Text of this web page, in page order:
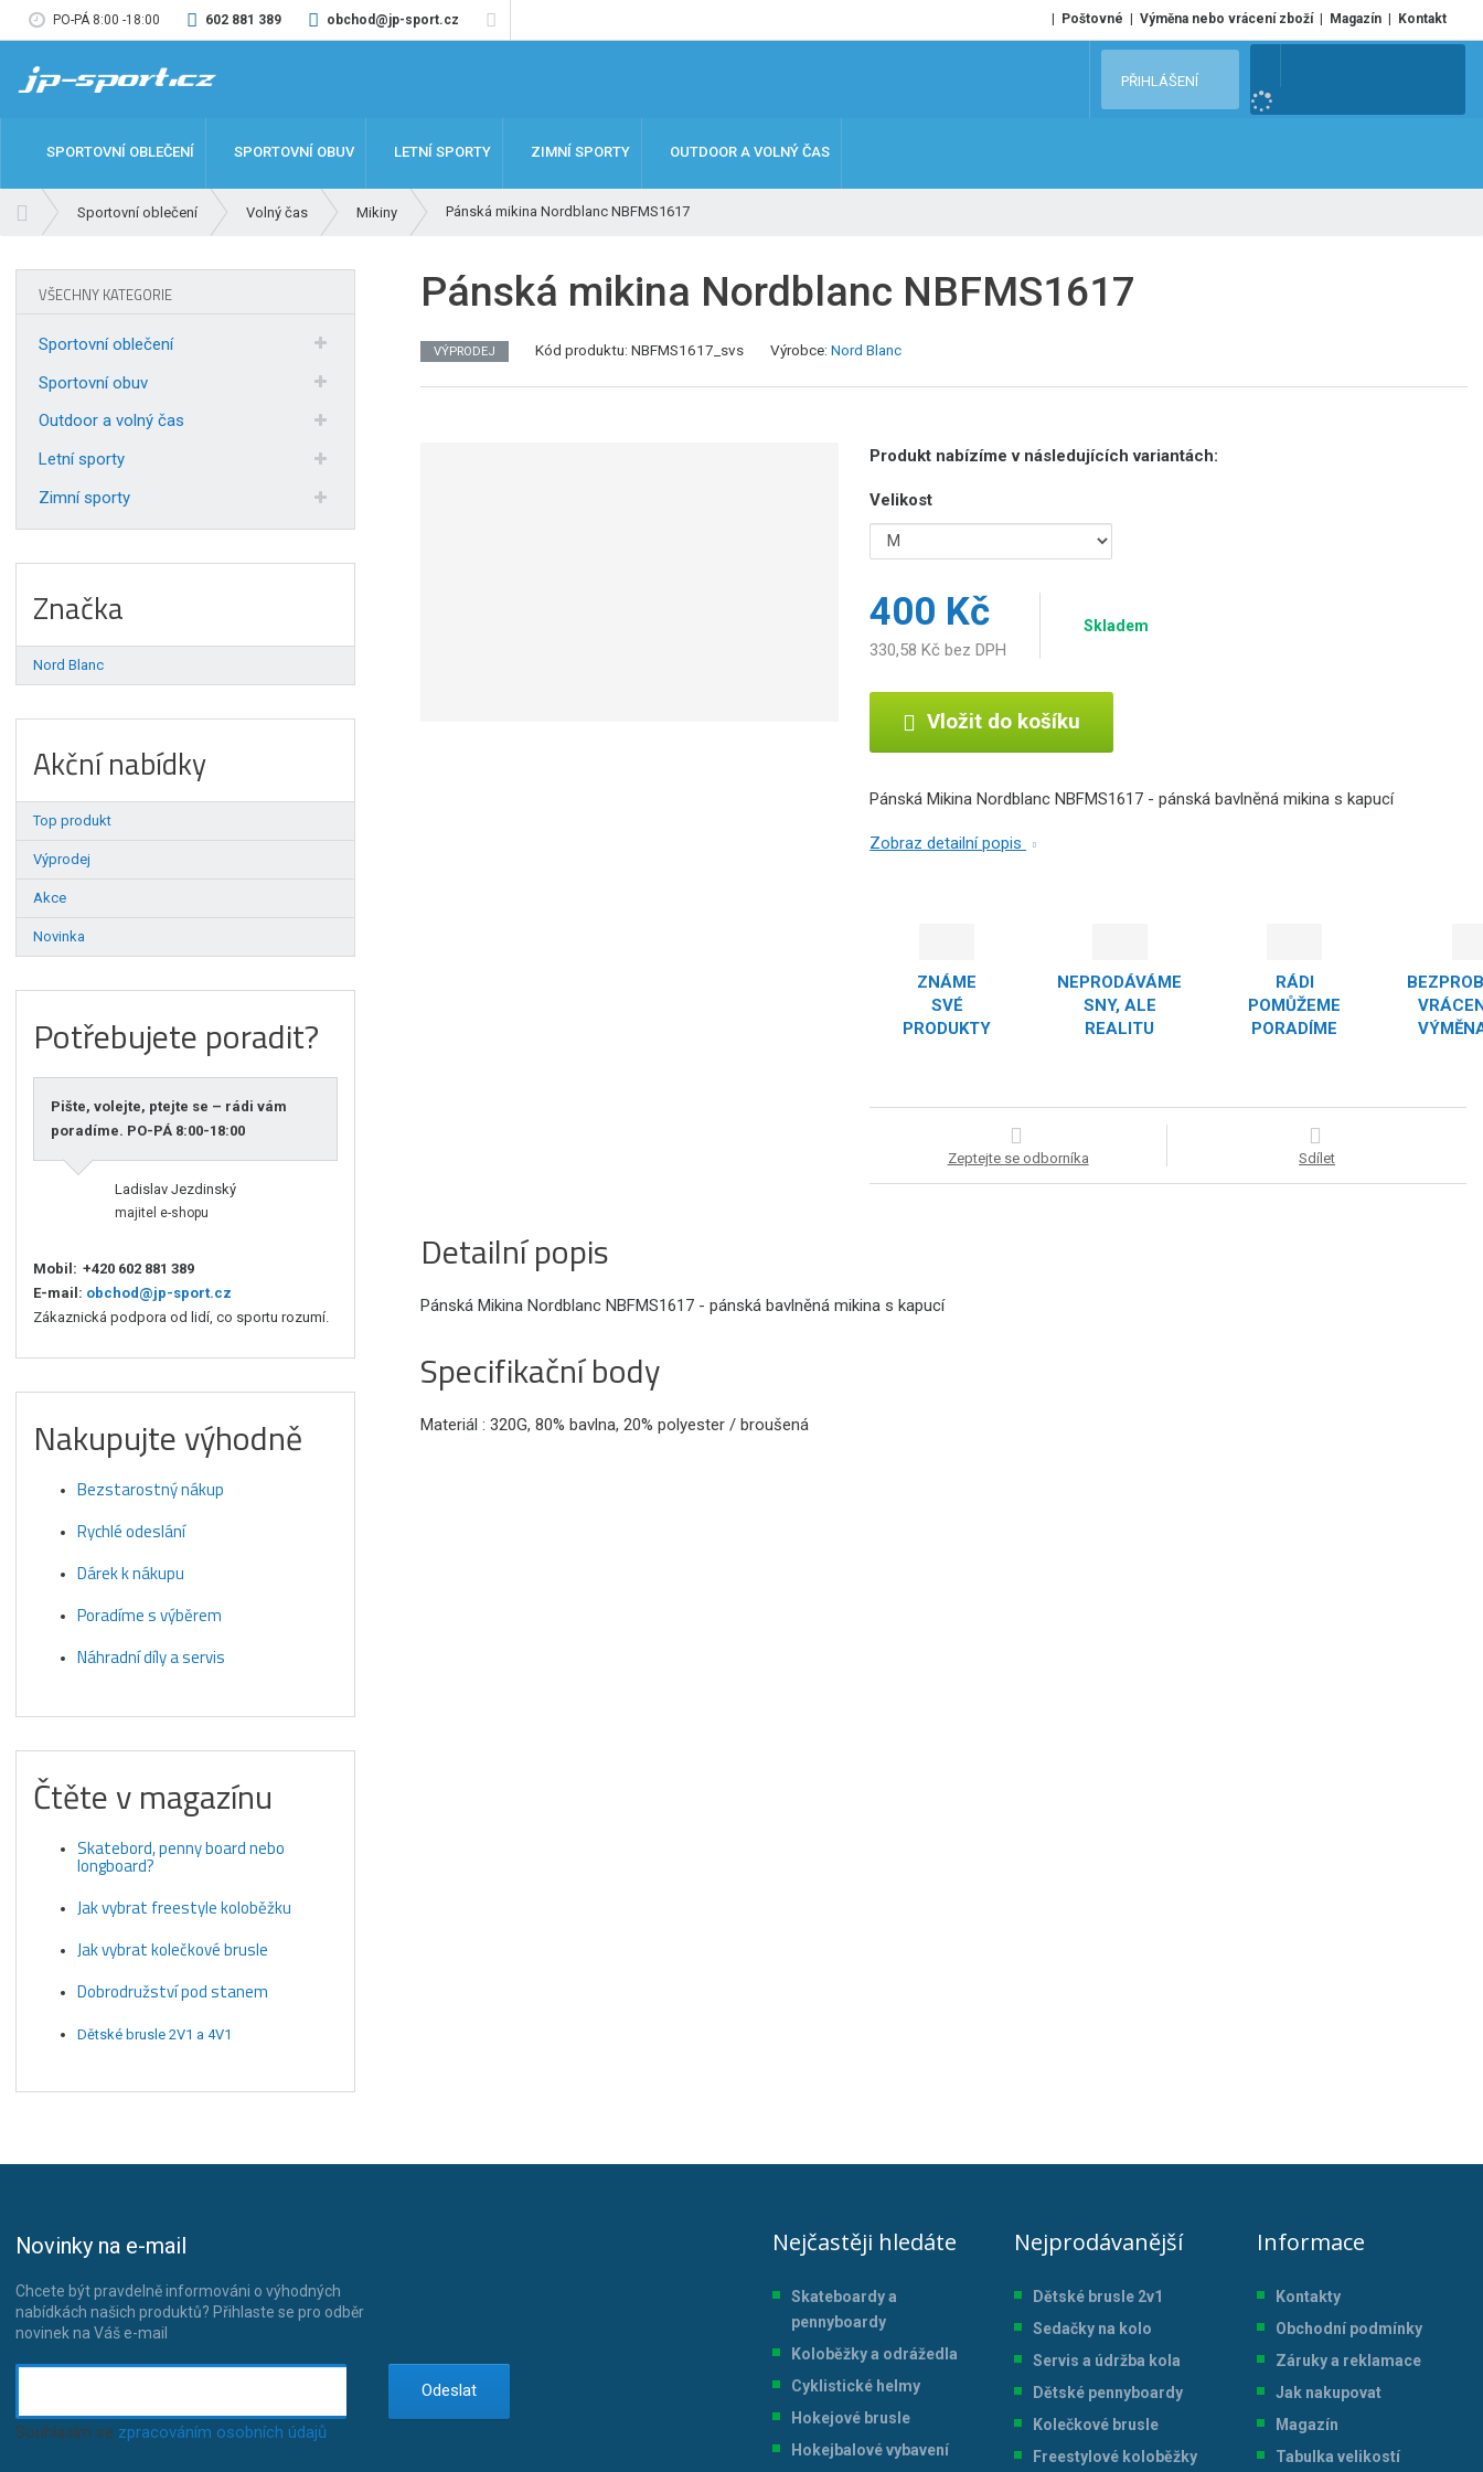
PO-PÁ 8:00 -18:00 602 881 389 obchod@jp-sport.cz Poštovné Výměna nebo vrácení zboží Magazín Kontakt
e
PŘIHLÁŠENÍ
SPORTOVNÍ OBLEČENÍ SPORTOVNÍ OBUV LETNÍ SPORTY ZIMNÍ SPORTY OUTDOOR A VOLNÝ ČAS
Sportovní oblečení Volný čas Mikiny Pánská mikina Nordblanc NBFMS1617
Pánská mikina Nordblanc NBFMS1617
VÝPRODEJ Kód produktu: NBFMS1617_svs Výrobce: Nord Blanc
Produkt nabízíme v následujících variantách:
Velikost
400 Kč
330,58 Kč bez DPH
Skladem
Vložit do košíku
Pánská Mikina Nordblanc NBFMS1617 - pánská bavlněná mikina s kapucí
Zobraz detailní popis
ZNÁME
SVÉ
PRODUKTY
NEPRODÁVÁME
SNY, ALE
REALITU
RÁDI
POMŮŽEME
PORADÍME
Zeptejte se odborníka Sdílet
Detailní popis
Pánská Mikina Nordblanc NBFMS1617 - pánská bavlněná mikina s kapucí
Specifikační body
Materiál : 320G, 80% bavlna, 20% polyester / broušená
VŠECHNY KATEGORIE
Sportovní oblečení
Sportovní obuv
Outdoor a volný čas
Letní sporty
Zimní sporty
Značka
Nord Blanc
Akční nabídky
Top produkt
Výprodej
Akce
Novinka
Potřebujete poradit?
Pište, volejte, ptejte se – rádi vám
poradíme. PO-PÁ 8:00-18:00
Ladislav Jezdinský
majitel e-shopu
Mobil: +420 602 881 389
E-mail: obchod@jp-sport.cz
Zákaznická podpora od lidí, co sportu rozumí.
Nakupujte výhodně
Bezstarostný nákup
Rychlé odeslání
Dárek k nákupu
Poradíme s výběrem
Náhradní díly a servis
Čtěte v magazínu
Skatebord, penny board nebo
longboard?
Jak vybrat freestyle koloběžku
Jak vybrat kolečkové brusle
Dobrodružství pod stanem
Dětské brusle 2V1 a 4V1
Novinky na e-mail
Chcete být pravdelně informováni o výhodných
nabídkách našich produktů? Přihlaste se pro odběr
novinek na Váš e-mail
Odeslat
Souhlasím se zpracováním osobních údajů.
Nejčastěji hledáte
Skateboardy a
pennyboardy
Koloběžky a odrážedla
Cyklistické helmy
Hokejové brusle
Hokejbalové vybavení
Nejprodávanější
Dětské brusle 2v1
Sedačky na kolo
Servis a údržba kola
Dětské pennyboardy
Kolečkové brusle
Freestylové koloběžky
Informace
Kontakty
Obchodní podmínky
Záruky a reklamace
Jak nakupovat
Magazín
Tabulka velikostí